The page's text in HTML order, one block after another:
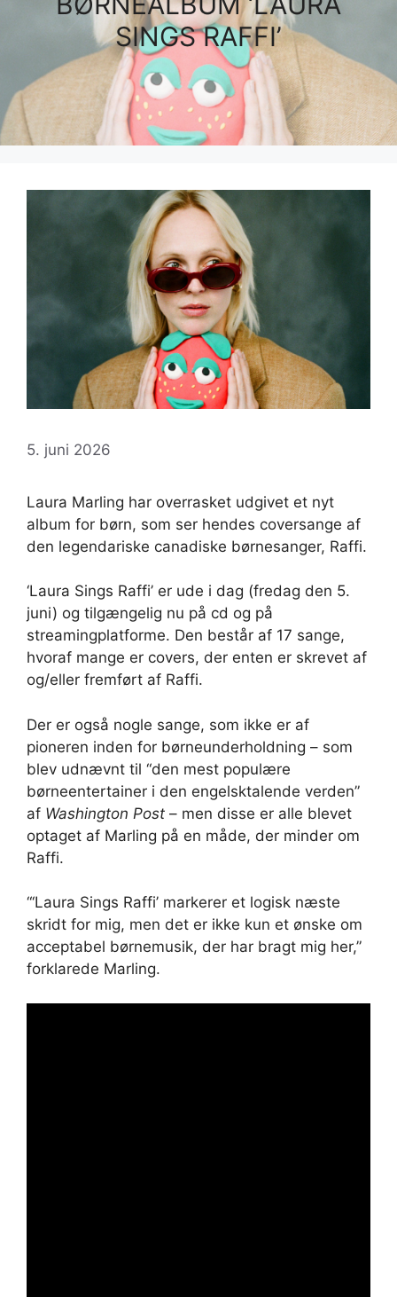
SINGS RAFFI’
5. juni 2026
Laura Marling har overrasket udgivet et nyt
album for børn, som ser hendes coversange af
den legendariske canadiske børnesanger, Raffi.
‘Laura Sings Raffi’ er ude i dag (fredag ​​den 5.
juni) og tilgængelig nu på cd og på
streamingplatforme. Den består af 17 sange,
hvoraf mange er covers, der enten er skrevet af
og/eller fremført af Raffi.
Der er også nogle sange, som ikke er af
pioneren inden for børneunderholdning – som
blev udnævnt til “den mest populære
børneentertainer i den engelsktalende verden”
af Washington Post – men disse er alle blevet
optaget af Marling på en måde, der minder om
Raffi.
“‘Laura Sings Raffi’ markerer et logisk næste
skridt for mig, men det er ikke kun et ønske om
acceptabel børnemusik, der har bragt mig her,”
forklarede Marling.